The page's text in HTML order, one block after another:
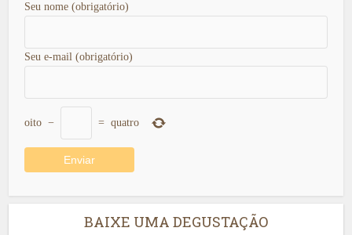
Seu nome (obrigatório)
Seu e-mail (obrigatório)
oito − = quatro
BAIXE UMA DEGUSTAÇÃO